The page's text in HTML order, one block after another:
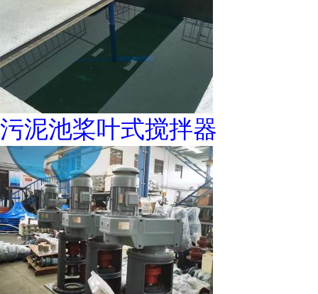
污泥池桨叶式搅拌器